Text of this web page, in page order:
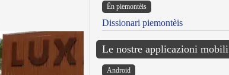
Ën piemontèis
Dissionari piemontèis
Le nostre applicazioni mobili
Android